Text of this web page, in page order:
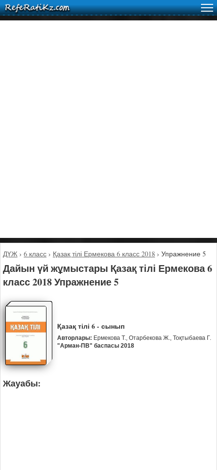
ДҮЖ › 6 класс › Қазақ тілі Ермекова 6 класс 2018 › Упражнение 5
Дайын үй жұмыстары Қазақ тілі Ермекова 6
класс 2018 Упражнение 5
Қазақ тілі 6 - сынып
Авторлары: Ермекова Т., Отарбекова Ж., Тоқтыбаева Г.
"Арман-ПВ" баспасы 2018
Жауабы: